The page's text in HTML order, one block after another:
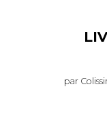
par